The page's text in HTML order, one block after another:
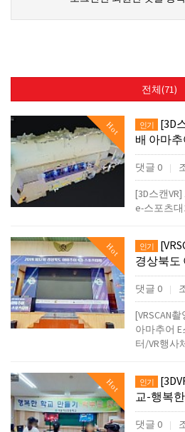
전체(71)
Hot 인기
[3D
배 아마
댓글 0 |
[3D스캔
e-스포츠
Hot 인기
경상북
댓글 0 |
[VRSCAN
아마추어
터/VR행사
Hot 인기
교-행복
댓글 0 |